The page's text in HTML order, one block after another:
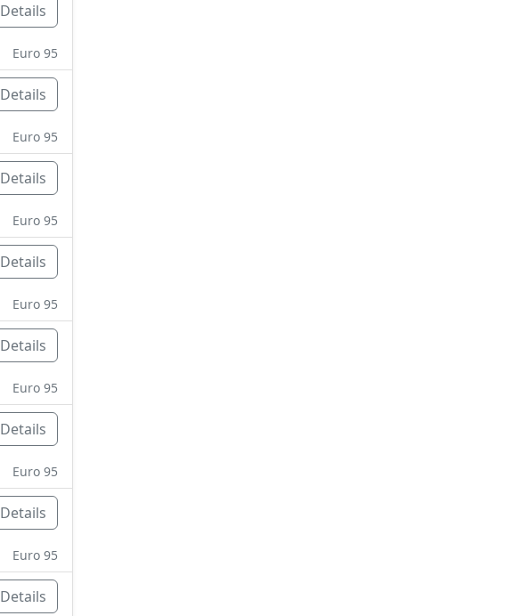
Details
Euro 95
Details
Euro 95
Details
Euro 95
Details
Euro 95
Details
Euro 95
Details
Euro 95
Details
Euro 95
Details